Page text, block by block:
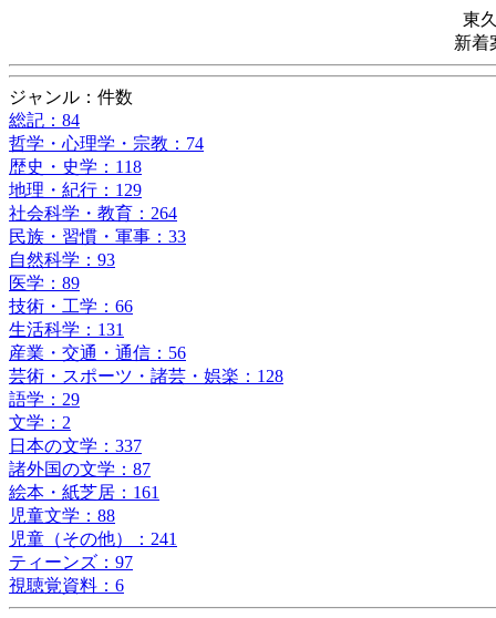
東
新着
ジャンル：件数
総記：84
哲学・心理学・宗教：74
歴史・史学：118
地理・紀行：129
社会科学・教育：264
民族・習慣・軍事：33
自然科学：93
医学：89
技術・工学：66
生活科学：131
産業・交通・通信：56
芸術・スポーツ・諸芸・娯楽：128
語学：29
文学：2
日本の文学：337
諸外国の文学：87
絵本・紙芝居：161
児童文学：88
児童（その他）：241
ティーンズ：97
視聴覚資料：6